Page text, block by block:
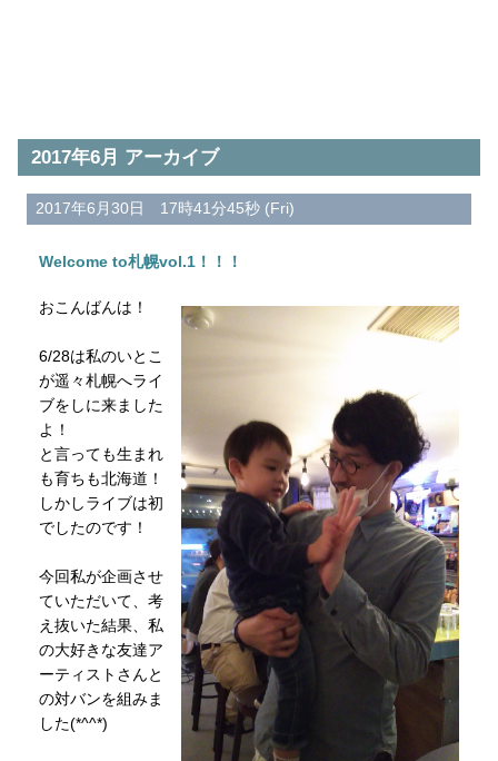
2017年6月 アーカイブ
2017年6月30日 17時41分45秒 (Fri)
Welcome to札幌vol.1！！！
おこんばんは！
6/28は私のいとこ
が遥々札幌へライ
ブをしに来ました
よ！
と言っても生まれ
も育ちも北海道！
しかしライブは初
でしたのです！
今回私が企画させ
ていただいて、考
え抜いた結果、私
の大好きな友達ア
ーティストさんと
の対バンを組みま
した(*^^*)